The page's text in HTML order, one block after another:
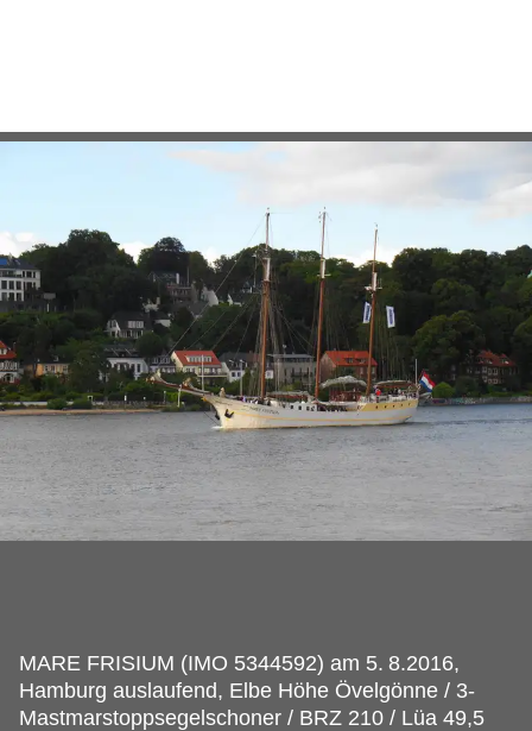
MARE FRISIUM (IMO 5344592) am 5. 8.2016,
Hamburg auslaufend, Elbe Höhe Övelgönne / 3-
Mastmarstoppsegelschoner / BRZ 210 / Lüa 49,5